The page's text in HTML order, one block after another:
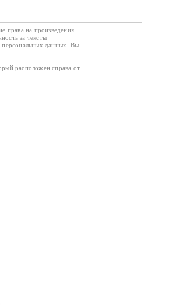
права на произведения
за тексты
данных
. Вы
расположен справа от